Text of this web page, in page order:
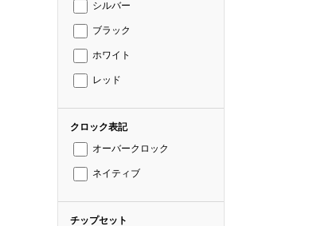
シルバー
ブラック
ホワイト
レッド
クロック表記
オーバークロック
ネイティブ
チップセット